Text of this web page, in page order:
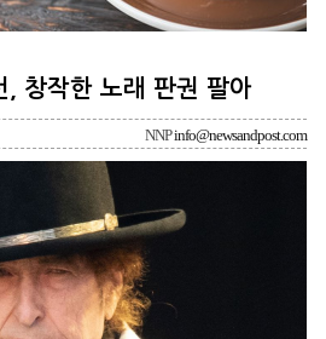
, 창작한 노래 판권 팔아
NNPinfo@newsandpost.com